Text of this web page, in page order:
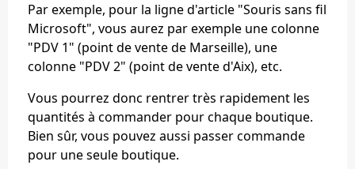
Par exemple, pour la ligne d'article "Souris sans fil
Microsoft", vous aurez par exemple une colonne
"PDV 1" (point de vente de Marseille), une
colonne "PDV 2" (point de vente d'Aix), etc.
Vous pourrez donc rentrer très rapidement les
quantités à commander pour chaque boutique.
Bien sûr, vous pouvez aussi passer commande
pour une seule boutique.